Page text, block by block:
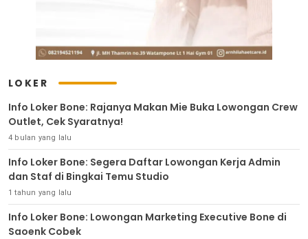
LOKER
Info Loker Bone: Rajanya Makan Mie Buka Lowongan Crew
Outlet, Cek Syaratnya!
4 bulan yang lalu
Info Loker Bone: Segera Daftar Lowongan Kerja Admin
dan Staf di Bingkai Temu Studio
1 tahun yang lalu
Info Loker Bone: Lowongan Marketing Executive Bone di
Saoenk Cobek